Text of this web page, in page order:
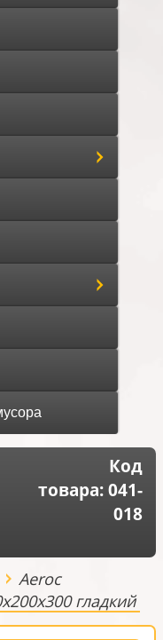
Код
товара:041-
018
Aeroc
гладкий